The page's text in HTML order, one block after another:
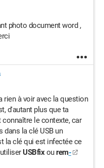
photo document word ,
rien à voir avec la question
d'autant plus que ta
le contexte, car
dans la clé USB un
la clé qui est infectée ce
USBfixourem-